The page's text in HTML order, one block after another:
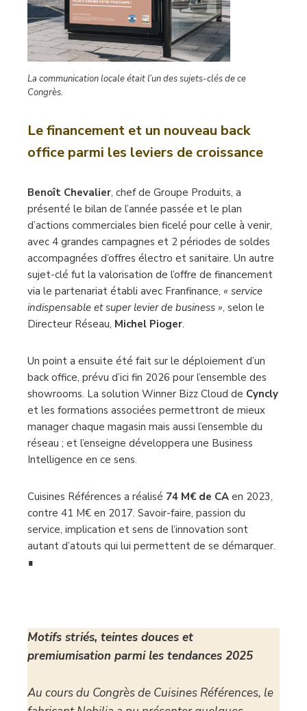
La communication locale était l’un des sujets-clés de ce
Congrès.
Le financement et un nouveau back
office parmi les leviers de croissance
Benoît Chevalier, chef de Groupe Produits, a
présenté le bilan de l’année passée et le plan
d’actions commerciales bien ficelé pour celle à venir,
avec 4 grandes campagnes et 2 périodes de soldes
accompagnées d’offres électro et sanitaire. Un autre
sujet-clé fut la valorisation de l’offre de financement
via le partenariat établi avec Franfinance, « service
indispensable et super levier de business », selon le
Directeur Réseau, Michel Pioger.
Un point a ensuite été fait sur le déploiement d’un
back office, prévu d’ici fin 2026 pour l’ensemble des
showrooms. La solution Winner Bizz Cloud de Cyncly
et les formations associées permettront de mieux
manager chaque magasin mais aussi l’ensemble du
réseau ; et l’enseigne développera une Business
Intelligence en ce sens.
Cuisines Références a réalisé 74 M€ de CA en 2023,
contre 41 M€ en 2017. Savoir-faire, passion du
service, implication et sens de l’innovation sont
autant d’atouts qui lui permettent de se démarquer.
∎
Motifs striés, teintes douces et
premiumisation parmi les tendances 2025
Au cours du Congrès de Cuisines Références, le